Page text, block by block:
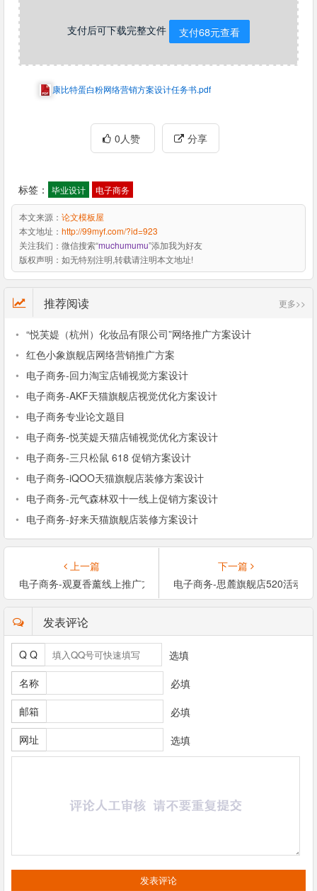
支付后可下载完整文件 支付68元查看
康比特蛋白粉网络营销方案设计任务书.pdf
0人赞 分享
标签： 毕业设计 电子商务
本文来源： 论文模板屋
本文地址： http://99myf.com/?id=923
关注我们： 微信搜索“muchumumu”添加我为好友
版权声明： 如无特别注明,转载请注明本文地址!
推荐阅读 更多>>
• “悦芙媞（杭州）化妆品有限公司”网络推广方案设计
• 红色小象旗舰店网络营销推广方案
• 电子商务-回力淘宝店铺视觉方案设计
• 电子商务-AKF天猫旗舰店视觉优化方案设计
• 电子商务专业论文题目
• 电子商务-悦芙媞天猫店铺视觉优化方案设计
• 电子商务-三只松鼠 618 促销方案设计
• 电子商务-iQOO天猫旗舰店装修方案设计
• 电子商务-元气森林双十一线上促销方案设计
• 电子商务-好来天猫旗舰店装修方案设计
上一篇
电子商务-观夏香薰线上推广方案设计
下一篇
电子商务-思麓旗舰店520活动视
发表评论
Q Q
选填
名称
必填
邮箱
必填
网址
选填